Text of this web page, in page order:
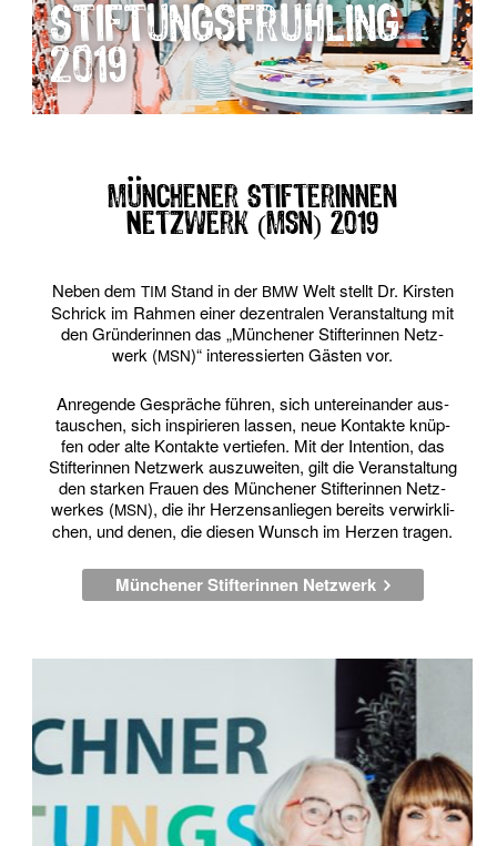
Stiftungsfrühling
2019
Münchener Stifterinnen
Netzwerk (msn) 2019
Neben dem TIMStand in der BMWWelt stellt Dr. Kirs­ten
Schrick im Rah­men einer dezen­tra­len Ver­an­stal­tung mit
den Grün­de­rin­nen das „Mün­che­ner Stif­te­rin­nen Netz­
werk (MSN)“ inter­es­sier­ten Gäs­ten vor.
Anre­gen­de Gesprä­che füh­ren, sich unter­ein­an­der aus­
tau­schen, sich inspi­rie­ren las­sen, neue Kon­tak­te knüp­
fen oder alte Kon­tak­te ver­tie­fen. Mit der Inten­ti­on, das
Stif­te­rin­nen Netz­werk aus­zu­wei­ten, gilt die Ver­an­stal­tung
den star­ken Frau­en des Mün­che­ner Stif­te­rin­nen Netz­
wer­kes (MSN), die ihr Her­zens­an­lie­gen bereits ver­wirk­li­
chen, und denen, die die­sen Wunsch im Her­zen tragen.
Münchener Stifterinnen Netzwerk